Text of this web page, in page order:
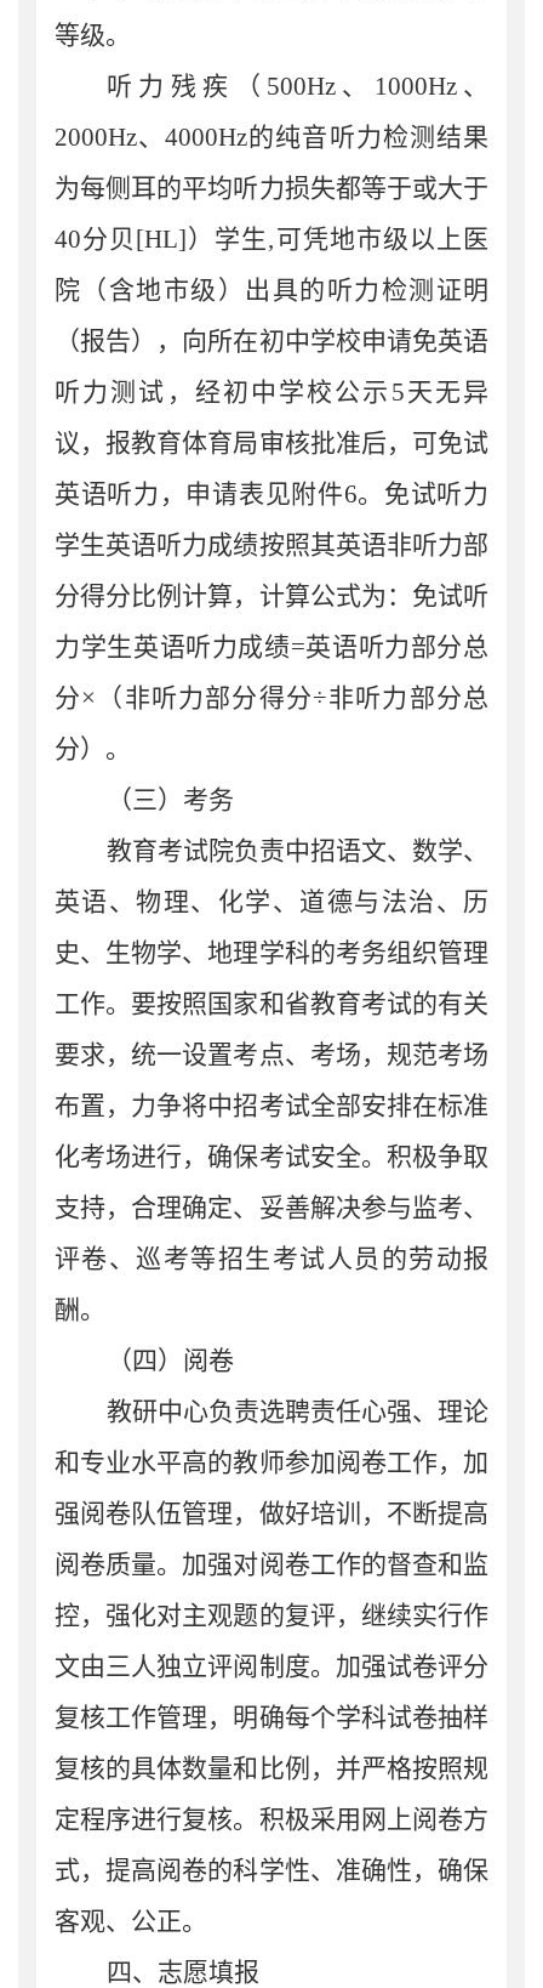
等级。
听力残疾（ 500Hz、 1000Hz、
2000Hz、4000Hz的纯音听力检测结果
为每侧耳的平均听力损失都等于或大于
40分贝 [HL]）学生,可凭地市级以上医
院（含地市级）出具的听力检测证明
（报告），向所在初中学校申请免英语
听力测试，经初中学校公示 5天无异
议，报教育体育局审核批准后，可免试
英语听力，申请表见附件6。免试听力
学生英语听力成绩按照其英语非听力部
分得分比例计算，计算公式为：免试听
力学生英语听力成绩=英语听力部分总
分×（非听力部分得分÷非听力部分总
分） 。
（三）考务
教育考试院负责中招语文、数学、
英语、物理、化学、道德与法治、历
史、生物学、地理学科的考务组织管理
工作。 要按照国家和省教育考试的有关
要求，统一设置考点、考场，规范考场
布置， 力争将中招考试全部安排在标准
化考场进行，确保考试安全。积极争取
支持，合理确定、妥善解决参与监考、
评卷、巡考等招生考试人员的劳动报
酬。
（四）阅卷
教研中心负责选聘责任心强、理论
和专业水平高的教师参加阅卷工作，加
强阅卷队伍管理， 做好培训， 不断提高
阅卷质量。加强对阅卷工作的督查和监
控，强化对主观题的复评，继续实行作
文由三人独立评阅制度。加强试卷评分
复核工作管理，明确每个学科试卷抽样
复核的具体数量和比例，并严格按照规
定程序进行复核。积极采用网上阅卷方
式，提高阅卷的科学性、准确性，确保
客观、公正。
四、志愿填报